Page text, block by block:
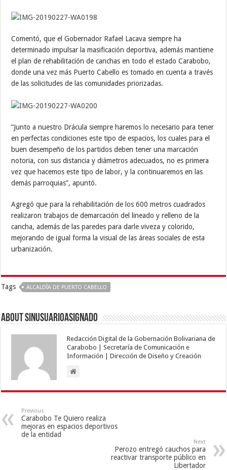
Comentó, que el Gobernador Rafael Lacava siempre ha
determinado impulsar la masificación deportiva, además mantiene
el plan de rehabilitación de canchas en todo el estado Carabobo,
donde una vez más Puerto Cabello es tomado en cuenta a través
de las solicitudes de las comunidades priorizadas.
“Junto a nuestro Drácula siempre haremos lo necesario para tener
en perfectas condiciones este tipo de espacios, los cuales para el
buen desempeño de los partidos deben tener una marcación
notoria, con sus distancia y diámetros adecuados, no es primera
vez que hacemos este tipo de labor, y la continuaremos en las
demás parroquias”, apuntó.
Agregó que para la rehabilitación de los 600 metros cuadrados
realizaron trabajos de demarcación del lineado y relleno de la
cancha, además de las paredes para darle viveza y colorido,
mejorando de igual forma la visual de las áreas sociales de esta
urbanización.
Tags ALCALDÍA DE PUERTO CABELLO
About sinusuarioasignado
Redacción Digital de la Gobernación Bolivariana de
Carabobo | Secretaría de Comunicación e
Información | Dirección de Diseño y Creación
Previous
Carabobo Te Quiero realiza
mejoras en espacios deportivos
de la entidad
Next
Perozo entregó cauchos para
reactivar transporte público en
Libertador